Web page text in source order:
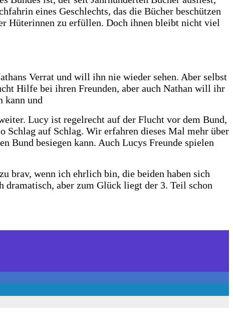
eines Geschlechts, das die Bücher beschützen
Hüterinnen zu erfüllen. Doch ihnen bleibt nicht viel
Verrat und will ihn nie wieder sehen. Aber selbst
Hilfe bei ihren Freunden, aber auch Nathan will ihr
kann und
Lucy ist regelrecht auf der Flucht vor dem Bund,
Schlag auf Schlag. Wir erfahren dieses Mal mehr über
Bund besiegen kann. Auch Lucys Freunde spielen
brav, wenn ich ehrlich bin, die beiden haben sich
dramatisch, aber zum Glück liegt der 3. Teil schon